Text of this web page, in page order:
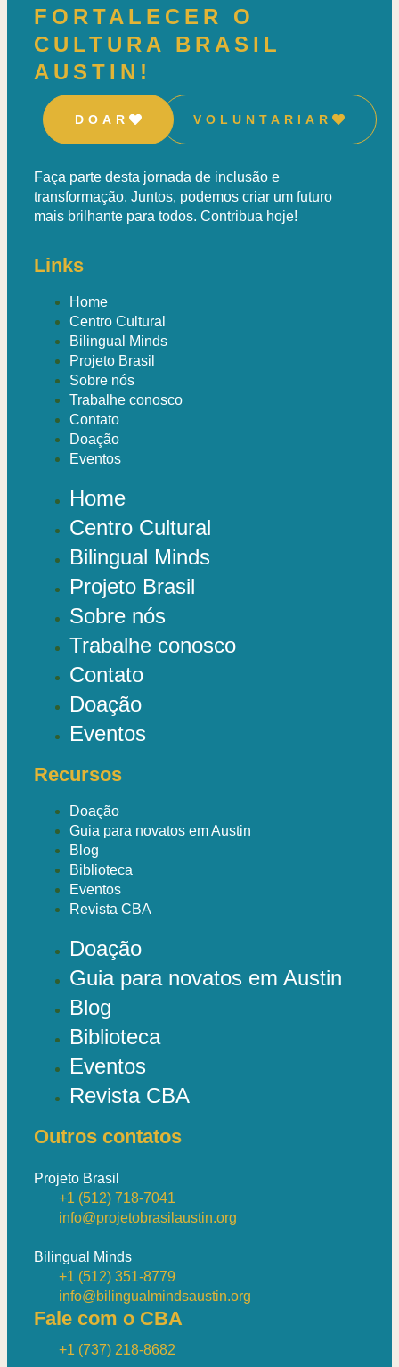
FORTALECER O
CULTURA BRASIL
AUSTIN!
DOAR VOLUNTARIAR
Faça parte desta jornada de inclusão e
transformação. Juntos, podemos criar um futuro
mais brilhante para todos. Contribua hoje!
Links
Home
Centro Cultural
Bilingual Minds
Projeto Brasil
Sobre nós
Trabalhe conosco
Contato
Doação
Eventos
Home
Centro Cultural
Bilingual Minds
Projeto Brasil
Sobre nós
Trabalhe conosco
Contato
Doação
Eventos
Recursos
Doação
Guia para novatos em Austin
Blog
Biblioteca
Eventos
Revista CBA
Doação
Guia para novatos em Austin
Blog
Biblioteca
Eventos
Revista CBA
Outros contatos
Projeto Brasil
+1 (512) 718-7041
info@projetobrasilaustin.org
Bilingual Minds
+1 (512) 351-8779
info@bilingualmindsaustin.org
Fale com o CBA
+1 (737) 218-8682